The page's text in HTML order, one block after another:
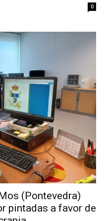
0
(Pontevedra)
pintadas a favor de